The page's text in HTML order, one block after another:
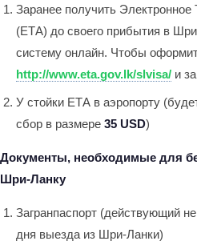
Заранее получить
(ЕТА) до своего прибытия в
систему онлайн. Чтобы
http://www.eta.gov.lk/slvisa/ и
У стойки ЕТА в аэропорту
сбор в размере 35 USD)
Документы, необходимые для
Шри-Ланку
Загранпаспорт (действующий
дня выезда из Шри-Ланки)